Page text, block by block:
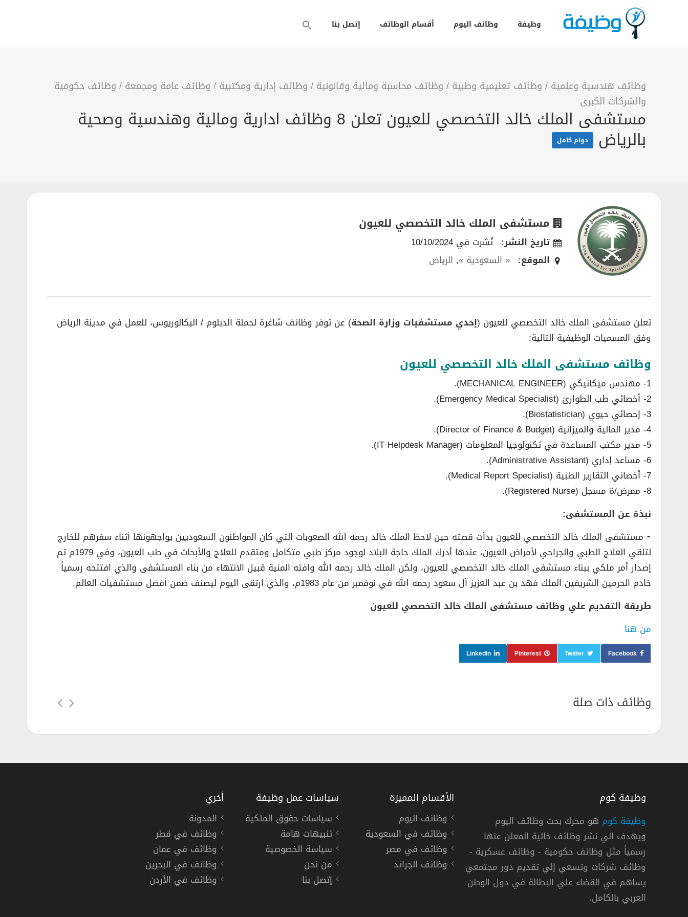
وظيفة وظائف اليوم أقسام الوظائف إتصل بنا
وظائف هندسية وعلمية / وظائف تعليمية وطبية / وظائف محاسبة ومالية وقانونية / وظائف إدارية ومكتبية / وظائف عامة ومجمعة / وظائف حكومية
والشركات الكبرى
مستشفى الملك خالد التخصصي للعيون تعلن 8 وظائف ادارية ومالية وهندسية وصحية
بالرياض دوام كامل
مستشفى الملك خالد التخصصي للعيون
تاريخ النشر: نُشرت في 10/10/2024
الموقع: « السعودية », الرياض
تعلن مستشفى الملك خالد التخصصي للعيون (إحدي مستشفيات وزارة الصحة) عن توفر وظائف شاغرة لحملة الدبلوم / البكالوريوس، للعمل في مدينة الرياض
وفق المسميات الوظيفية التالية:
وظائف مستشفى الملك خالد التخصصي للعيون
1- مهندس ميكانيكي (MECHANICAL ENGINEER).
2- أخصائي طب الطوارئ (Emergency Medical Specialist).
3- إحصائي حيوي (Biostatistician).
4- مدير المالية والميزانية (Director of Finance & Budget).
5- مدير مكتب المساعدة في تكنولوجيا المعلومات (IT Helpdesk Manager).
6- مساعد إداري (Administrative Assistant).
7- أخصائي التقارير الطبية (Medical Report Specialist).
8- ممرض/ة مسجل (Registered Nurse).
نبذة عن المستشفى:
⁃ مستشفى الملك خالد التخصصي للعيون بدأت قصته حين لاحظ الملك خالد رحمه الله الصعوبات التي كان المواطنون السعوديين يواجهونها أثناء سفرهم للخارج
لتلقي العلاج الطبي والجراحي لأمراض العيون، عندها أدرك الملك حاجة البلاد لوجود مركز طبي متكامل ومتقدم للعلاج والأبحاث في طب العيون، وفي 1979م تم
إصدار أمر ملكي ببناء مستشفى الملك خالد التخصصي للعيون، ولكن الملك خالد رحمه الله وافته المنية قبيل الانتهاء من بناء المستشفى والذي افتتحه رسمياً
خادم الحرمين الشريفين الملك فهد بن عبد العزيز آل سعود رحمه الله في نوفمبر من عام 1983م، والذي ارتقى اليوم ليصنف ضمن أفضل مستشفيات العالم.
طريقة التقديم علي وظائف مستشفى الملك خالد التخصصي للعيون
من هنا
Facebook
Twitter
Pinterest
LinkedIn
وظائف ذات صلة
وظيفة باحث مساعد في مركز الملك عبدالله للدراسات البترولية كسبارك بالرياض
« السعودية »
الرياض
وظائف مدنية في وكالات الشؤون التنفيذية بالرياض
الرياض
وظيفة كوم
وظيفة كوم هو محرك بحث وظائف اليوم
ويهدف إلي نشر وظائف خالية المعلن عنها
رسمياً مثل وظائف حكومية - وظائف عسكرية -
وظائف شركات وتسعي إلي تقديم دور مجتمعي
يساهم في القضاء علي البطالة في دول الوطن
العربي بالكامل.
الأقسام المميزة
وظائف اليوم
وظائف في السعودية
وظائف في مصر
وظائف الجرائد
سياسات عمل وظيفة
سياسات حقوق الملكية
تنبيهات هامة
سياسة الخصوصية
من نحن
إتصل بنا
أخري
المدونة
وظائف في قطر
وظائف في عمان
وظائف في البحرين
وظائف في الأردن